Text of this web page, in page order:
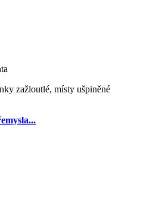
zažloutlé, místy ušpiněné